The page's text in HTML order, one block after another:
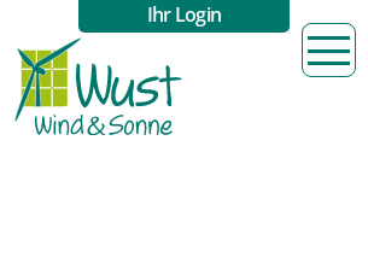
Ihr Login